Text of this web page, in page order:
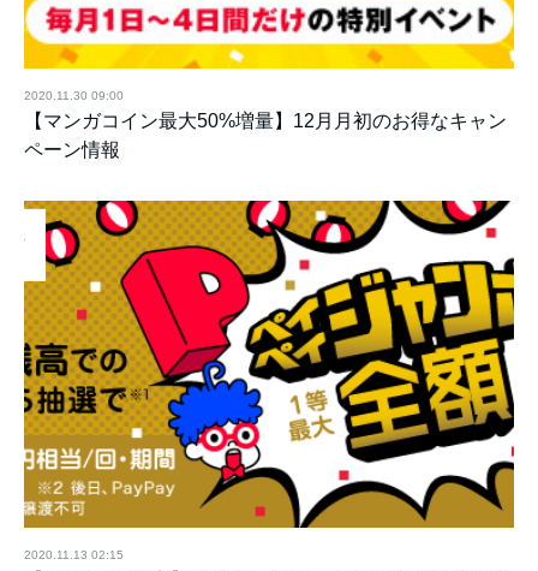
2020.11.30 09:00
【マンガコイン最大50%増量】12月月初のお得なキャン
ペーン情報
2020.11.13 02:15